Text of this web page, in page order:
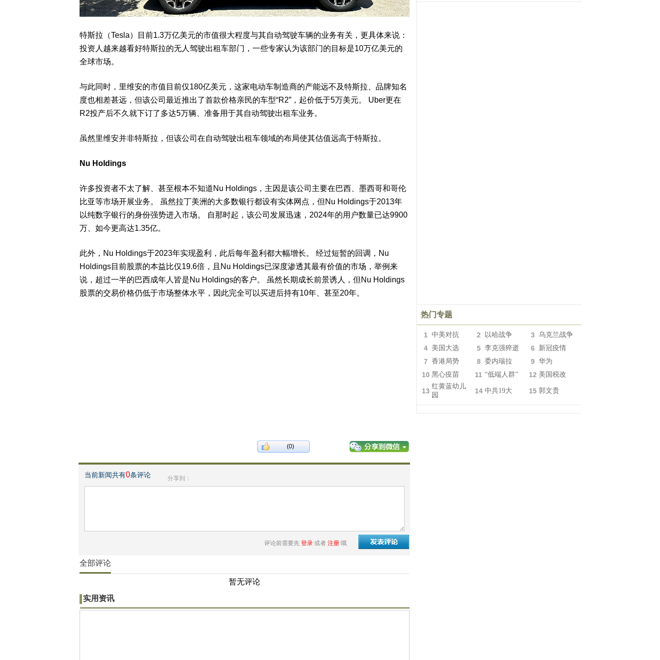
特斯拉（Tesla）目前1.3万亿美元的市值很大程度与其自动驾驶车辆的业务有关，更具体来说：
投资人越来越看好特斯拉的无人驾驶出租车部门，一些专家认为该部门的目标是10万亿美元的
全球市场。
与此同时，里维安的市值目前仅180亿美元，这家电动车制造商的产能远不及特斯拉、品牌知名
度也相差甚远，但该公司最近推出了首款价格亲民的车型“R2”，起价低于5万美元。 Uber更在
R2投产后不久就下订了多达5万辆、准备用于其自动驾驶出租车业务。
虽然里维安并非特斯拉，但该公司在自动驾驶出租车领域的布局使其估值远高于特斯拉。
Nu Holdings
许多投资者不太了解、甚至根本不知道Nu Holdings，主因是该公司主要在巴西、墨西哥和哥伦
比亚等市场开展业务。 虽然拉丁美洲的大多数银行都设有实体网点，但Nu Holdings于2013年
以纯数字银行的身份强势进入市场。 自那时起，该公司发展迅速，2024年的用户数量已达9900
万、如今更高达1.35亿。
此外，Nu Holdings于2023年实现盈利，此后每年盈利都大幅增长。 经过短暂的回调，Nu
Holdings目前股票的本益比仅19.6倍，且Nu Holdings已深度渗透其最有价值的市场，举例来
说，超过一半的巴西成年人皆是Nu Holdings的客户。 虽然长期成长前景诱人，但Nu Holdings
股票的交易价格仍低于市场整体水平，因此完全可以买进后持有10年、甚至20年。
(0)
当前新闻共有0条评论 分享到：
评论前需要先 登录 或者 注册 哦
全部评论
暂无评论
实用资讯
热门专题
1 中美对抗 2 以哈战争 3 乌克兰战争
4 美国大选 5 李克强猝逝 6 新冠疫情
7 香港局势 8 委内瑞拉 9 华为
10 黑心疫苗 11 “低端人群” 12 美国税改
13
红黄蓝幼儿
园
14 中共19大 15 郭文贵